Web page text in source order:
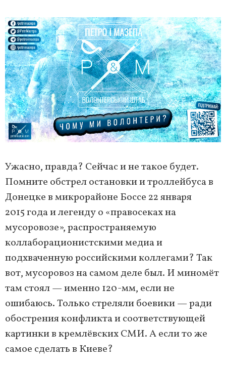
Ужасно, правда? Сейчас и не такое будет.
Помните обстрел остановки и троллейбуса в
Донецке в микрорайоне Боссе 22 января
2015 года и легенду о «правосеках на
мусоровозе», распространяемую
коллаборационистскими медиа и
подхваченную российскими коллегами? Так
вот, мусоровоз на самом деле был. И миномёт
там стоял — именно 120-мм, если не
ошибаюсь. Только стреляли боевики — ради
обострения конфликта и соответствующей
картинки в кремлёвских СМИ. А если то же
самое сделать в Киеве?